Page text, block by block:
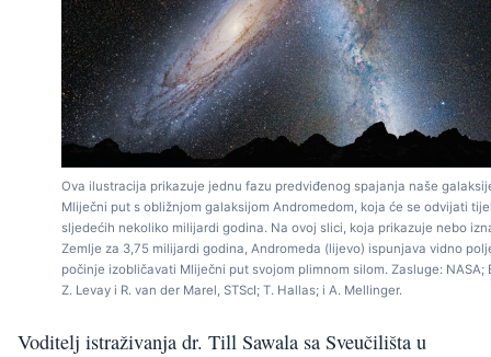
Ova ilustracija prikazuje jednu fazu predviđenog spajanja naše
Mliječni put s obližnjom galaksijom Andromedom, koja će se odvijati
sljedećih nekoliko milijardi godina. Na ovoj slici, koja prikazuje nebo
Zemlje za 3,75 milijardi godina, Andromeda (lijevo) ispunjava vidno
počinje izobličavati Mliječni put svojom plimnom silom. Zasluge: NASA;
Z. Levay i R. van der Marel, STScI; T. Hallas; i A. Mellinger.
Voditelj istraživanja dr. Till Sawala sa Sveučilišta u